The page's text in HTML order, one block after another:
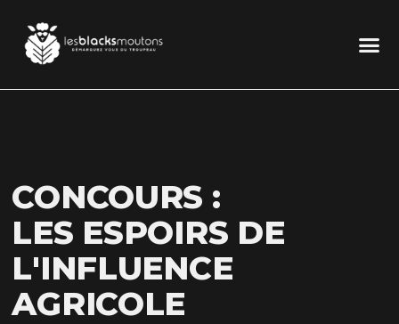
CONCOURS :
LES ESPOIRS DE
L'INFLUENCE
AGRICOLE